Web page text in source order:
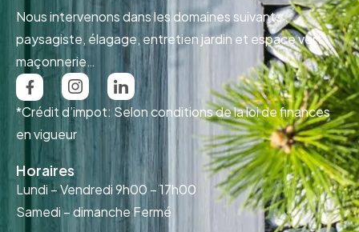
Nous intervenons dans les domaines suivants :
paysagiste, élagage, entretien jardin et espace vert,
maçonnerie…
*Crédit d’impot: Selon conditions de la loi de finances
en vigueur
Horaires
Lundi – Vendredi9h00 – 17h00
Samedi – dimanche Fermé